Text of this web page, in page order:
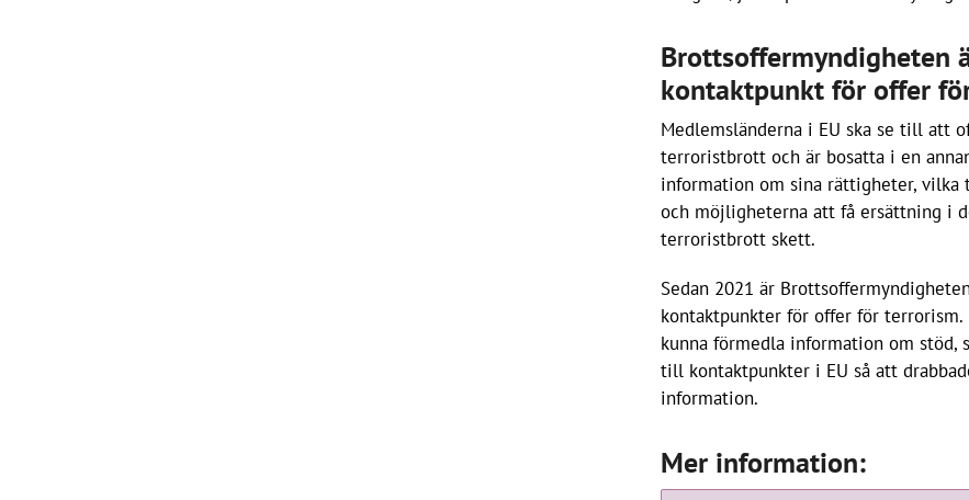
Brottsoffermyndigheten
kontaktpunkt för offer
Medlemsländerna i EU ska se till att
terroristbrott och är bosatta i en
information om sina rättigheter,
och möjligheterna att få ersättning i
terroristbrott skett.
Sedan 2021 är
kontaktpunkter för offer för
kunna förmedla information om
till kontaktpunkter i EU så att
information.
Mer information: